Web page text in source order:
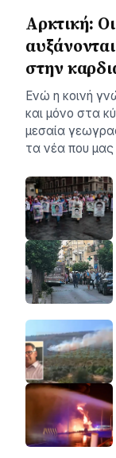
Αρκτική:
στην
Ενώ η κοινή
και μόνο στα
μεσαία
τα νέα που